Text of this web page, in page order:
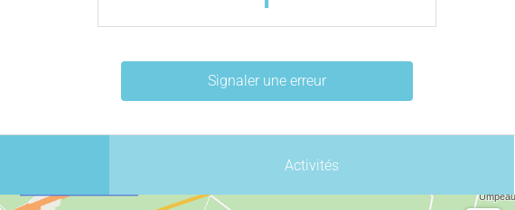
Signaler une erreur
Activités